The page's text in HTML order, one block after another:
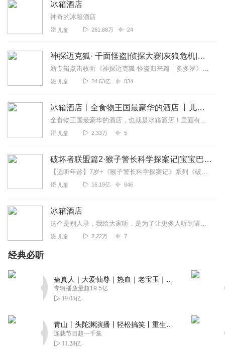
苏语恒小公举就是我
棒棒哒！！！🎊🎊🎊🎉🎉🎉🎈🎈🎈
好可爱的小猫啊
简直 太太太太太太太
开心心累
很好听我很爱听这个故事
听友483746900
这个太好听了，我每天都要听！
春日之蝶
我觉得这个非常好里面的角色也非常生动，希望更多人能看
到这部冰箱酒店非常生动哦，希望大家来看看
小铃铛m的天
太好听啦！！！哇塞！
小猫草莓奶油
冰箱酒店
神奇的冰箱酒店
儿童 261.88万 24
神探迈克狐· 千面怪盗|侦探大赛|灰狼危机|多多罗
新专辑点击收听《神探迈克狐·怪盗归来篇｜多多罗》！！！>>>点击进入主播橱窗购买《神探迈克狐》系列图书吧!<<<多多罗故事【点击前往】收听多多罗其他好玩有趣的故...
儿童 24.63亿 834
冰箱酒店丨全食物王国最豪华的酒店 丨儿童故事
全食物王国最豪华的酒店，也就是冰箱酒店！里面有各种各样的客人比如想要开心就找我的开心果爱干活的苹果小姐喜欢发射冷气风暴的冰激凌先生还有喜欢仙气飘飘的酸...
儿童 2.33万 5
破坏者联盟篇2·猴子警长科学探案记|宝宝巴士故事
【适听年龄】7岁+《猴子警长科学探案记》系列《破坏者联盟篇1·猴子警长科学探案记》>>>《破坏者联盟篇2·猴子警长科学探案记》>>>《破坏者联盟篇3·猴子警长科...
儿童 16.19亿 846
冰箱酒店
这个是别人录，我给大家听，是为了让更多人听到请不要差评，谢谢
儿童 2.22万 7
经典必听
专辑播放量超19.5亿
19.05亿
连载节目超一千集
11.28亿